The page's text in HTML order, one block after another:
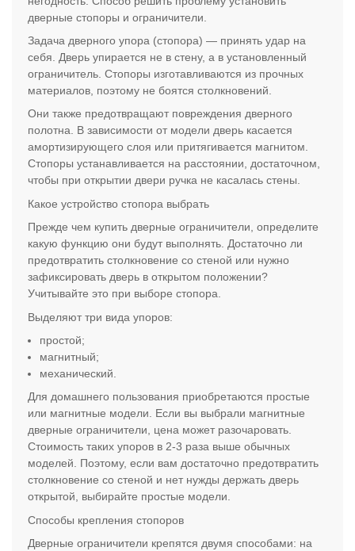
дверные стопоры и ограничители.
Задача дверного упора (стопора) — принять удар на
себя. Дверь упирается не в стену, а в установленный
ограничитель. Стопоры изготавливаются из прочных
материалов, поэтому не боятся столкновений.
Они также предотвращают повреждения дверного
полотна. В зависимости от модели дверь касается
амортизирующего слоя или притягивается магнитом.
Стопоры устанавливается на расстоянии, достаточном,
чтобы при открытии двери ручка не касалась стены.
Какое устройство стопора выбрать
Прежде чем купить дверные ограничители, определите
какую функцию они будут выполнять. Достаточно ли
предотвратить столкновение со стеной или нужно
зафиксировать дверь в открытом положении?
Учитывайте это при выборе стопора.
Выделяют три вида упоров:
простой;
магнитный;
механический.
Для домашнего пользования приобретаются простые
или магнитные модели. Если вы выбрали магнитные
дверные ограничители, цена может разочаровать.
Стоимость таких упоров в 2-3 раза выше обычных
моделей. Поэтому, если вам достаточно предотвратить
столкновение со стеной и нет нужды держать дверь
открытой, выбирайте простые модели.
Способы крепления стопоров
Дверные ограничители крепятся двумя способами: на